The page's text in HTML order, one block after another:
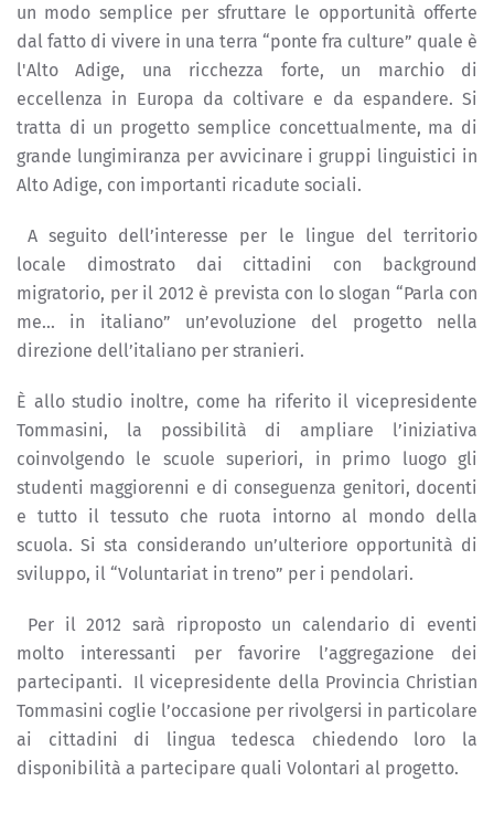
un modo semplice per sfruttare le opportunità offerte
dal fatto di vivere in una terra “ponte fra culture” quale è
l'Alto Adige, una ricchezza forte, un marchio di
eccellenza in Europa da coltivare e da espandere. Si
tratta di un progetto semplice concettualmente, ma di
grande lungimiranza per avvicinare i gruppi linguistici in
Alto Adige, con importanti ricadute sociali.
A seguito dell’interesse per le lingue del territorio
locale dimostrato dai cittadini con background
migratorio, per il 2012 è prevista con lo slogan “Parla con
me... in italiano” un’evoluzione del progetto nella
direzione dell’italiano per stranieri.
È allo studio inoltre, come ha riferito il vicepresidente
Tommasini, la possibilità di ampliare l’iniziativa
coinvolgendo le scuole superiori, in primo luogo gli
studenti maggiorenni e di conseguenza genitori, docenti
e tutto il tessuto che ruota intorno al mondo della
scuola. Si sta considerando un’ulteriore opportunità di
sviluppo, il “Voluntariat in treno” per i pendolari.
Per il 2012 sarà riproposto un calendario di eventi
molto interessanti per favorire l’aggregazione dei
partecipanti. Il vicepresidente della Provincia Christian
Tommasini coglie l’occasione per rivolgersi in particolare
ai cittadini di lingua tedesca chiedendo loro la
disponibilità a partecipare quali Volontari al progetto.